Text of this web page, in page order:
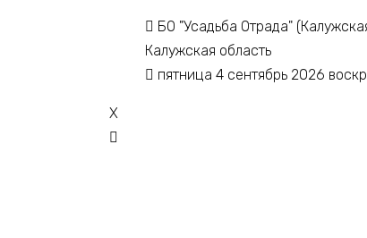
БО "Усадьба Отрада"
Калужская область
пятница 4 сентябрь 2026
X